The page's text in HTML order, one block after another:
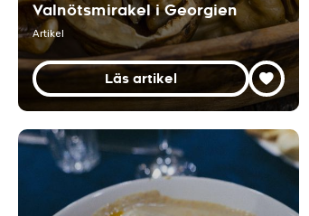
Valnötsmirakel i Georgien
Artikel
Läs artikel